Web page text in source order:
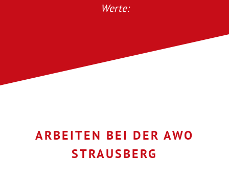
Werte:
ARBEITEN BEI DER AWO
STRAUSBERG